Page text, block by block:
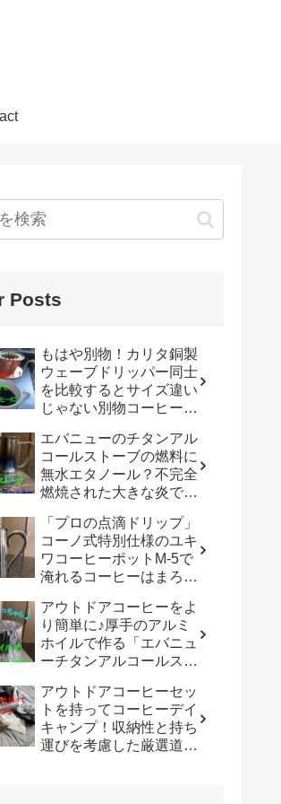
Posts
もはや別物！カリタ銅製
ウェーブドリッパー同士
を比較するとサイズ違い
じゃない別物コーヒード
「WDC-185開封レビュ
ー」
エバニューのチタンアル
コールストーブの燃料に
無水エタノール？不完全
燃焼された大きな炎でチ
沸かしてコーヒーを楽し
む。
「プロの点滴ドリップ」
コーノ式特別仕様のユキ
ワコーヒーポットM-5で
淹れるコーヒーはまろや
アウトドアコーヒーをよ
り簡単に♪厚手のアルミ
ホイルで作る「エバニュ
ーチタンアルコールスト
手は既製品以上？？
アウトドアコーヒーセッ
トを持ってコーヒーデイ
キャンプ！収納性と持ち
運びを考慮した厳選道具